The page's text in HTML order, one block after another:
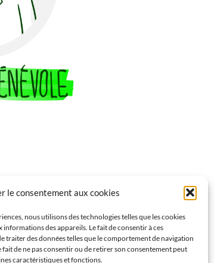
le consentement aux cookies
nous utilisons des technologies telles que les cookies
des appareils. Le fait de consentir à ces
traiter des données telles que le comportement de navigation
fait de ne pas consentir ou de retirer son consentement peut
caractéristiques et fonctions.